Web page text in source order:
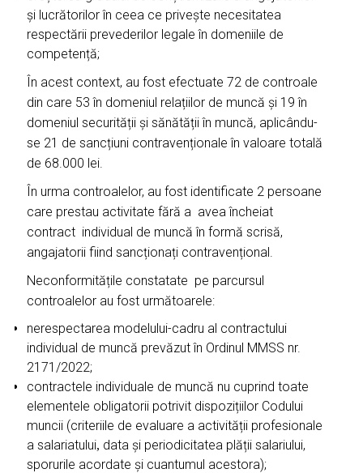
și lucrătorilor în ceea ce privește necesitatea
respectării prevederilor legale în domeniile de
competență;
În acest context, au fost efectuate 72 de controale
din care 53 în domeniul relațiilor de muncă și 19 în
domeniul securității și sănătății în muncă, aplicându-
se 21 de sancțiuni contravenționale în valoare totală
de 68.000 lei.
În urma controalelor, au fost identificate 2 persoane
care prestau activitate fără a avea încheiat
contract individual de muncă în formă scrisă,
angajatorii fiind sancționați contravențional.
Neconformitățile constatate pe parcursul
controalelor au fost următoarele:
nerespectarea modelului-cadru al contractului
individual de muncă prevăzut în Ordinul MMSS nr.
2171/2022;
contractele individuale de muncă nu cuprind toate
elementele obligatorii potrivit dispozițiilor Codului
muncii (criteriile de evaluare a activității profesionale
a salariatului, data și periodicitatea plății salariului,
sporurile acordate și cuantumul acestora);